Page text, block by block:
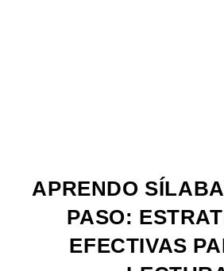
APRENDO
PASO:
EFECTIVAS